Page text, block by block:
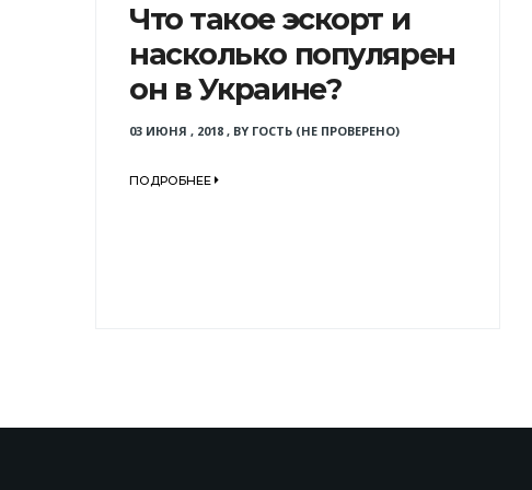
Что такое эскорт и
насколько популярен
он в Украине?
03 ИЮНЯ , 2018 , BY ГОСТЬ (НЕ ПРОВЕРЕНО)
ПОДРОБНЕЕ